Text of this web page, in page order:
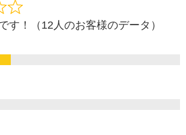
す！（12人のお客様のデータ）